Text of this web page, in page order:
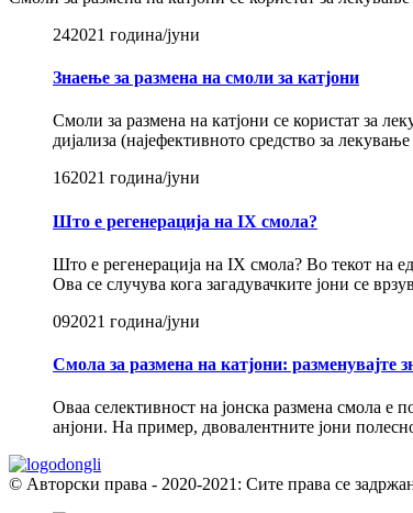
242021 година/јуни
Знаење за размена на смоли за катјони
Смоли за размена на катјони се користат за
дијализа (најефективното средство за
162021 година/јуни
Што е регенерација на IX смола?
Што е регенерација на IX смола? Во текот на
Ова се случува кога загадувачките јони се
092021 година/јуни
Смола за размена на катјони: разменувајте
Оваа селективност на јонска размена смола е
анјони. На пример, двовалентните јони
© Авторски права - 2020-2021: Сите права се